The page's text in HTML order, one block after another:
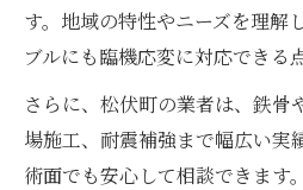
す。地域の特性やニーズを理解
ブルにも臨機応変に対応できる
さらに、松伏町の業者は、鉄骨
場施工、耐震補強まで幅広い実
術面でも安心して相談できます